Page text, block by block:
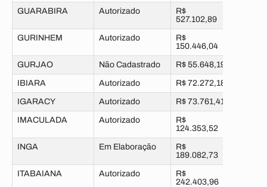
GUARABIRA Autorizado
R$
527.102,89
GURINHEM Autorizado
R$
150.446,04
GURJAO Não Cadastrado R$ 55.648,19
IBIARA Autorizado R$ 72.272,18
IGARACY Autorizado R$ 73.761,41
IMACULADA Autorizado
R$
124.353,52
INGA Em Elaboração
R$
189.082,73
ITABAIANA Autorizado
R$
242.403,96